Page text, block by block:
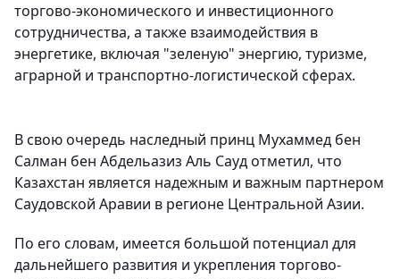
торгово-экономического и инвестиционного
сотрудничества, а также взаимодействия в
энергетике, включая "зеленую" энергию, туризме,
аграрной и транспортно-логистической сферах.
В свою очередь наследный принц Мухаммед бен
Салман бен Абдельазиз Аль Сауд отметил, что
Казахстан является надежным и важным партнером
Саудовской Аравии в регионе Центральной Азии.
По его словам, имеется большой потенциал для
дальнейшего развития и укрепления торгово-